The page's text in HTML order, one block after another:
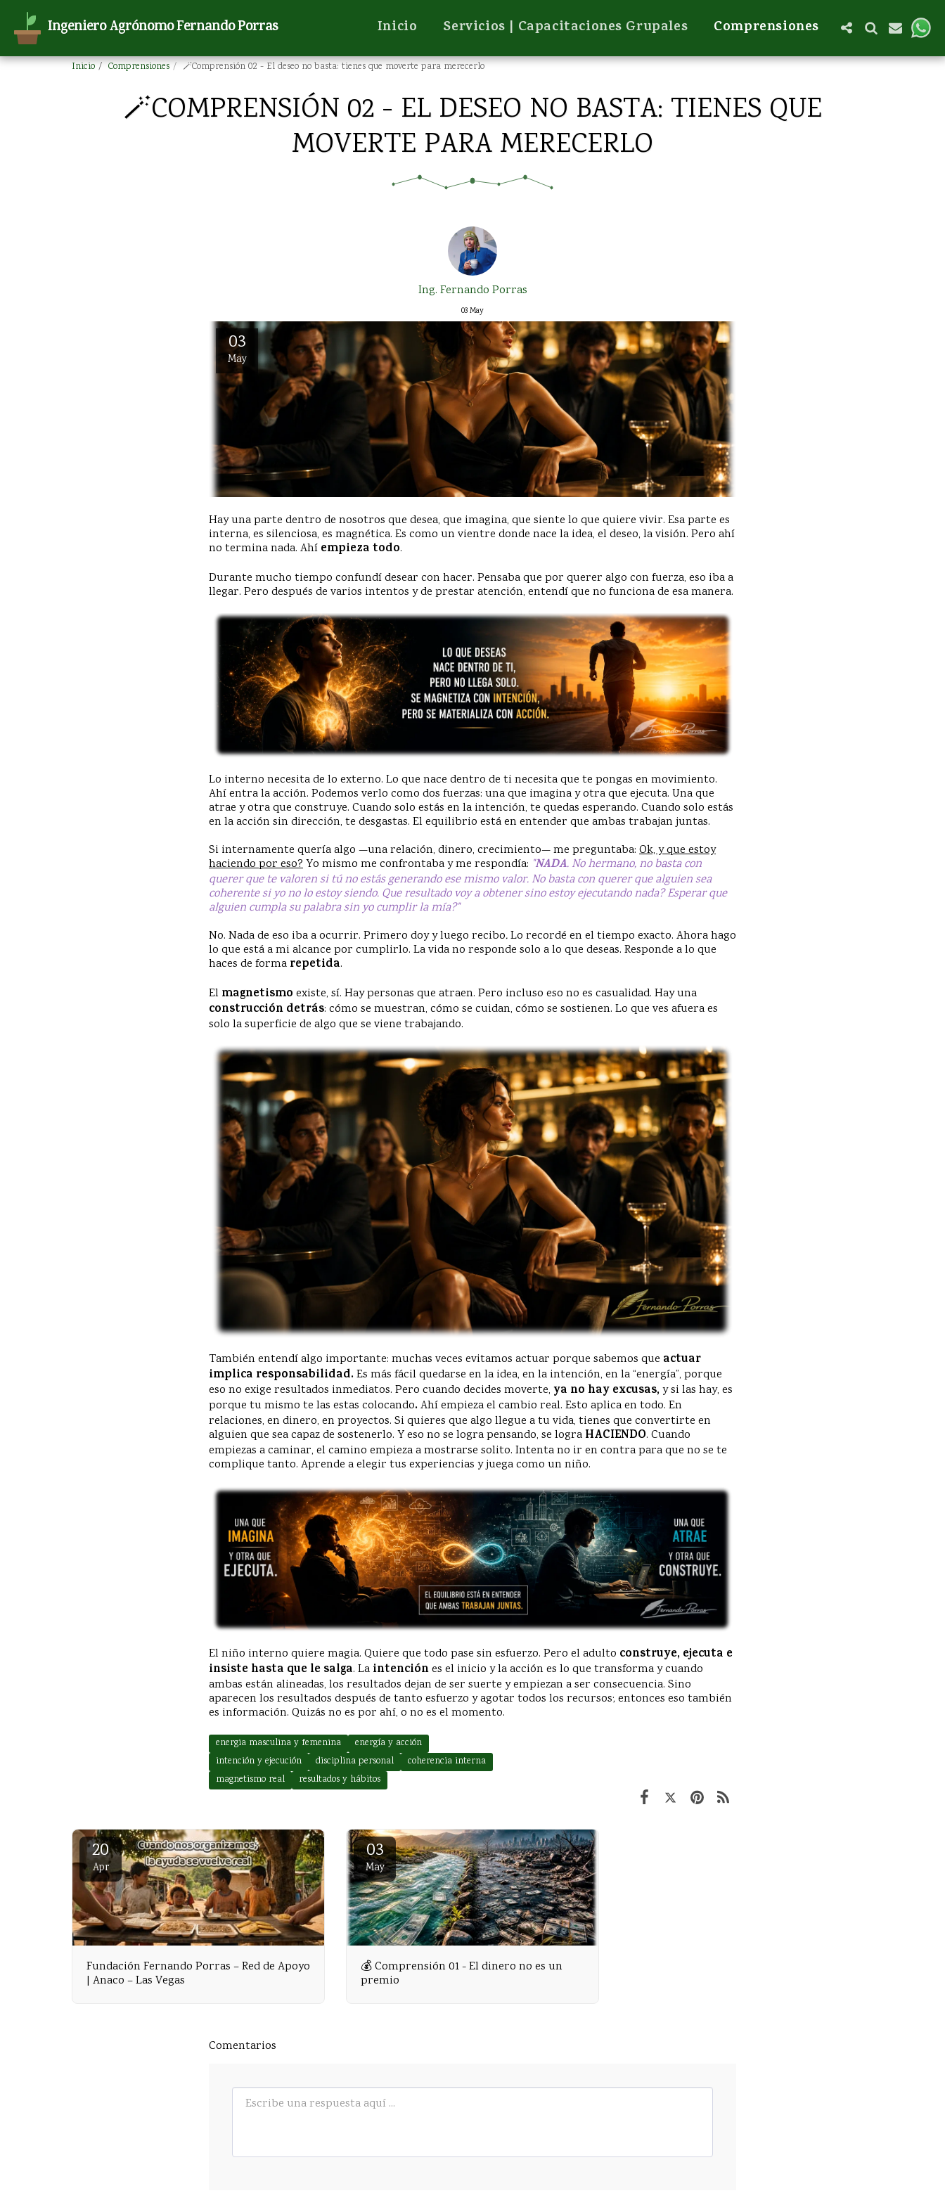
Ingeniero Agrónomo Fernando Porras Inicio Servicios | Capacitaciones Grupales Comprensiones
Inicio Comprensiones 🪄Comprensión 02 - El deseo no basta: tienes que moverte para merecerlo
🪄COMPRENSIÓN 02 - EL DESEO NO BASTA: TIENES QUE
MOVERTE PARA MERECERLO
Ing. Fernando Porras
03May
03
May
Hay una parte dentro de nosotros que desea, que imagina, que siente lo que quiere vivir. Esa parte es
interna, es silenciosa, es magnética. Es como un vientre donde nace la idea, el deseo, la visión. Pero ahí
no termina nada. Ahí empieza todo.
Durante mucho tiempo confundí desear con hacer. Pensaba que por querer algo con fuerza, eso iba a
llegar. Pero después de varios intentos y de prestar atención, entendí que no funciona de esa manera.
Lo interno necesita de lo externo. Lo que nace dentro de ti necesita que te pongas en movimiento.
Ahí entra la acción. Podemos verlo como dos fuerzas: una que imagina y otra que ejecuta. Una que
atrae y otra que construye. Cuando solo estás en la intención, te quedas esperando. Cuando solo estás
en la acción sin dirección, te desgastas. El equilibrio está en entender que ambas trabajan juntas.
Si internamente quería algo —una relación, dinero, crecimiento— me preguntaba: Ok, y que estoy
haciendo por eso?Yo mismo me confrontaba y me respondía: "NADA. No hermano, no basta con
querer que te valoren si tú no estás generando ese mismo valor. No basta con querer que alguien sea
coherente si yo no lo estoy siendo. Que resultado voy a obtener sino estoy ejecutando nada? Esperar que
alguien cumpla su palabra sin yo cumplir la mía?"
No. Nada de eso iba a ocurrir. Primero doy y luego recibo.Lo recordé en el tiempo exacto. Ahora hago
lo que está a mi alcance por cumplirlo. La vida no responde solo a lo que deseas. Responde a lo que
haces de forma repetida.
El magnetismo existe, sí. Hay personas que atraen. Pero incluso eso no es casualidad. Hay una
construcción detrás: cómo se muestran, cómo se cuidan, cómo se sostienen. Lo que ves afuera es
solo la superficie de algo que se viene trabajando.
También entendí algo importante: muchas veces evitamos actuar porque sabemos que actuar
implica responsabilidad. Es más fácil quedarse en la idea, en la intención, en la “energía”, porque
eso no exige resultados inmediatos. Pero cuando decides moverte, ya no hay excusas, y si las hay, es
porque tu mismo te las estas colocando. Ahí empieza el cambio real. Esto aplica en todo. En
relaciones, en dinero, en proyectos. Si quieres que algo llegue a tu vida, tienes que convertirte en
alguien que sea capaz de sostenerlo. Y eso no se logra pensando, se logra HACIENDO. Cuando
empiezas a caminar, el camino empieza a mostrarse solito. Intenta no ir en contra para que no se te
complique tanto. Aprende a elegir tus experiencias y juega como un niño.
El niño interno quiere magia. Quiere que todo pase sin esfuerzo. Pero el adulto construye, ejecuta e
insiste hasta que le salga. La intenciónes el inicio y la acción es lo que transforma y cuando
ambas están alineadas, los resultados dejan de ser suerte y empiezan a ser consecuencia. Sino
aparecen los resultados después de tanto esfuerzo y agotar todos los recursos; entonces eso también
es información. Quizás no es por ahí, o no es el momento.
energia masculina y femenina
energía y acción
intención y ejecución
disciplina personal
coherencia interna
magnetismo real
resultados y hábitos
20
Apr
Fundación Fernando Porras – Red de Apoyo
| Anaco – Las Vegas
03
May
💰 Comprensión 01 - El dinero no es un
premio
Comentarios